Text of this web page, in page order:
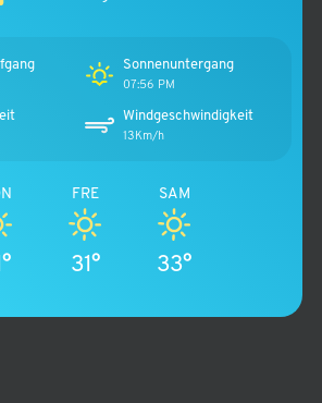
Sonnenuntergang
07:56 PM
Windgeschwindigkeit
13Km/h
FRE
31°
SAM
33°